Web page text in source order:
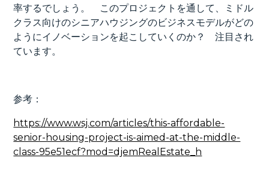
率するでしょう。 このプロジェクトを通して、ミドル
クラス向けのシニアハウジングのビジネスモデルがどの
ようにイノベーションを起こしていくのか？ 注目され
ています。
参考：
https://www.wsj.com/articles/this-affordable-
senior-housing-project-is-aimed-at-the-middle-
class-95e51ecf?mod=djemRealEstate_h